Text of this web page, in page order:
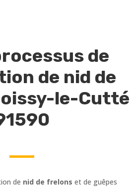
de
de nid de
le-Cutté
de nid de frelons et de guêpes